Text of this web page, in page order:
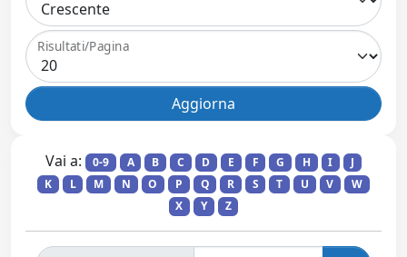
Risultati/Pagina
Vai a: 0-9 A B C D E F G H I
J
K
L M N O P Q R S T U V
W
X
Y Z